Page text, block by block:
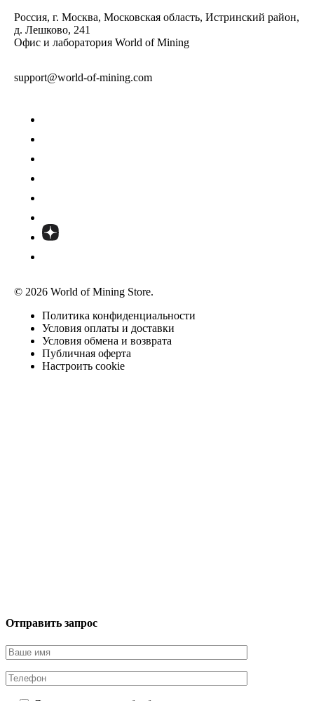
Россия, г. Москва, Московская область, Истринский район,
д. Лешково, 241
Офис и лаборатория World of Mining
support@world-of-mining.com
© 2026 World of Mining Store.
Политика конфиденциальности
Условия оплаты и доставки
Условия обмена и возврата
Публичная оферта
Настроить cookie
Отправить запрос